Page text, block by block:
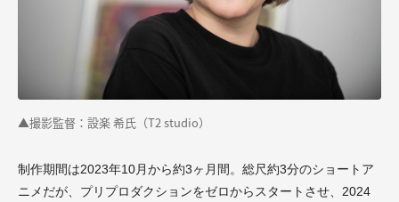
▲撮影監督：設楽 希氏（T2 studio）
制作期間は2023年10月から約3ヶ月間。総尺約3分のショートア
ニメだが、プリプロダクションをゼロからスタートさせ、2024